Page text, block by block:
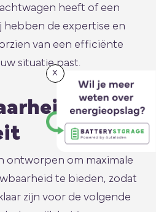
heeft of een
de expertise en
van een efficiënte
situatie past.
en
ontworpen om maximale
te bieden, zodat
zijn voor de volgende
x